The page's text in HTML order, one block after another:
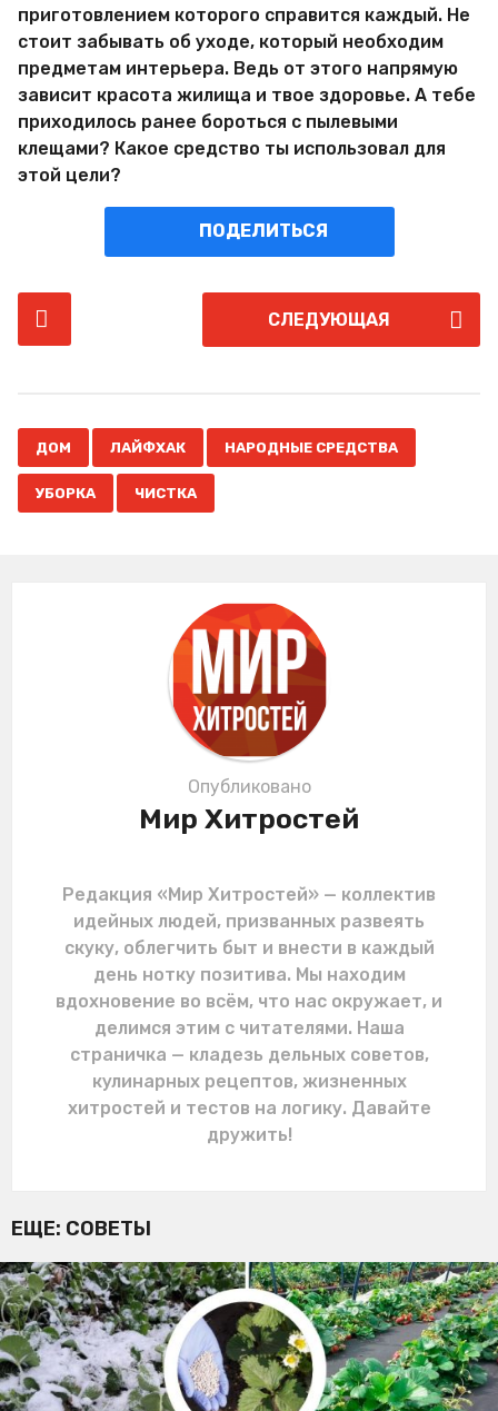
приготовлением которого справится каждый. Не
стоит забывать об уходе, который необходим
предметам интерьера. Ведь от этого напрямую
зависит красота жилища и твое здоровье. А тебе
приходилось ранее бороться с пылевыми
клещами? Какое средство ты использовал для
этой цели?
ПОДЕЛИТЬСЯ
o
P
g
i
СЛЕДУЮЩАЯ
ДОМ ЛАЙФХАК НАРОДНЫЕ СРЕДСТВА
УБОРКА ЧИСТКА
Опубликовано
Мир Хитростей
Редакция «Мир Хитростей» — коллектив
идейных людей, призванных развеять
скуку, облегчить быт и внести в каждый
день нотку позитива. Мы находим
вдохновение во всём, что нас окружает, и
делимся этим с читателями. Наша
страничка — кладезь дельных советов,
кулинарных рецептов, жизненных
хитростей и тестов на логику. Давайте
дружить!
ЕЩЕ: СОВЕТЫ